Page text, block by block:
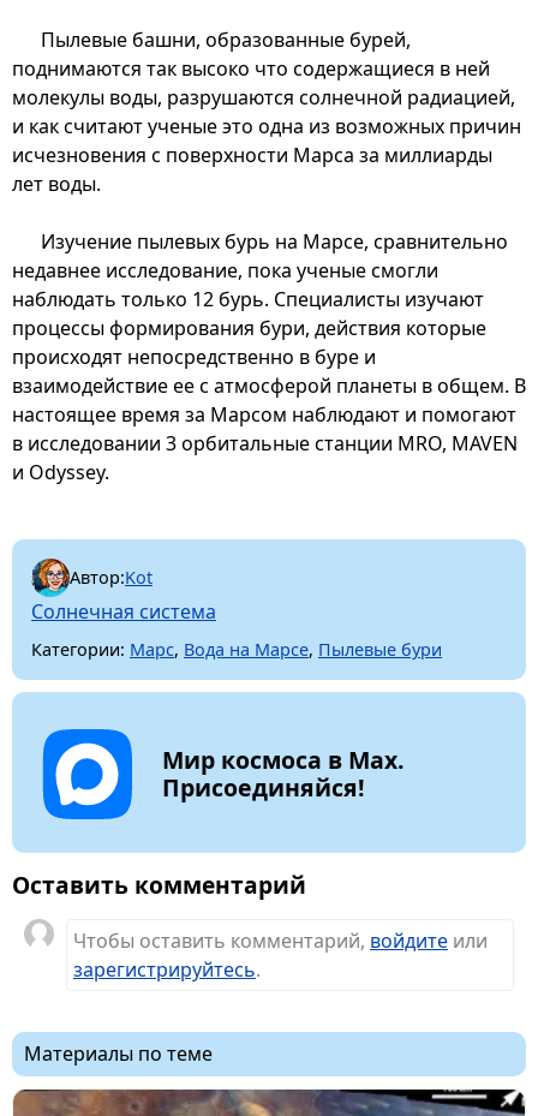
Пылевые башни, образованные бурей,
поднимаются так высоко что содержащиеся в ней
молекулы воды, разрушаются солнечной радиацией,
и как считают ученые это одна из возможных причин
исчезновения с поверхности Марса за миллиарды
лет воды.
Изучение пылевых бурь на Марсе, сравнительно
недавнее исследование, пока ученые смогли
наблюдать только 12 бурь. Специалисты изучают
процессы формирования бури, действия которые
происходят непосредственно в буре и
взаимодействие ее с атмосферой планеты в общем. В
настоящее время за Марсом наблюдают и помогают
в исследовании 3 орбитальные станции MRO, MAVEN
и Odyssey.
Автор:Kot
Солнечная система
Категории: Марс, Вода на Марсе, Пылевые бури
Мир космоса в Max.
Присоединяйся!
Оставить комментарий
Чтобы оставить комментарий, войдите или
зарегистрируйтесь.
Материалы по теме